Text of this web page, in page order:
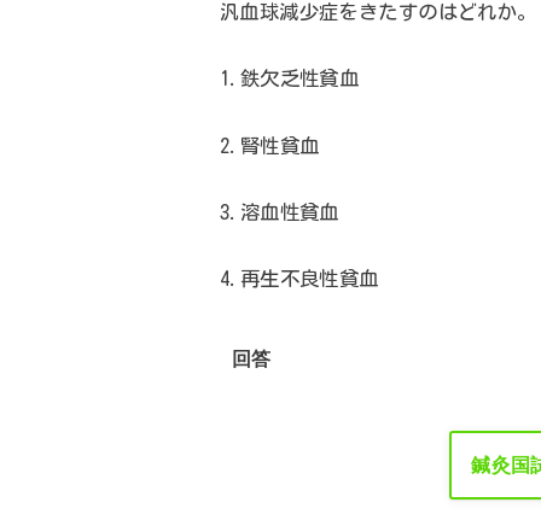
汎血球減少症をきたすのはどれか。
1. 鉄欠乏性貧血
2. 腎性貧血
3. 溶血性貧血
4. 再生不良性貧血
回答
鍼灸国